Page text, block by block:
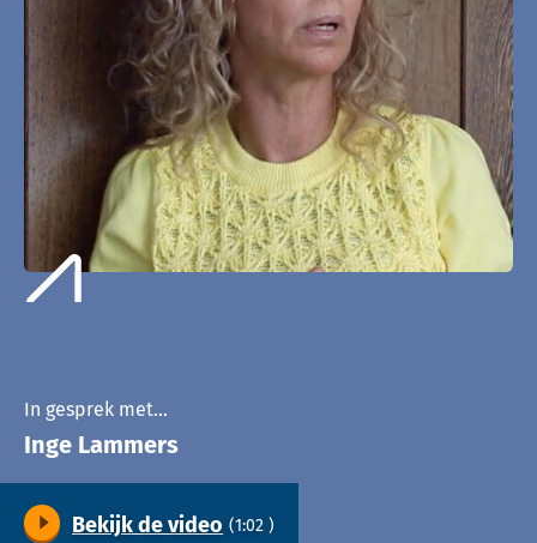
In gesprek met…
Inge Lammers
Bekijk de video (1:02 )